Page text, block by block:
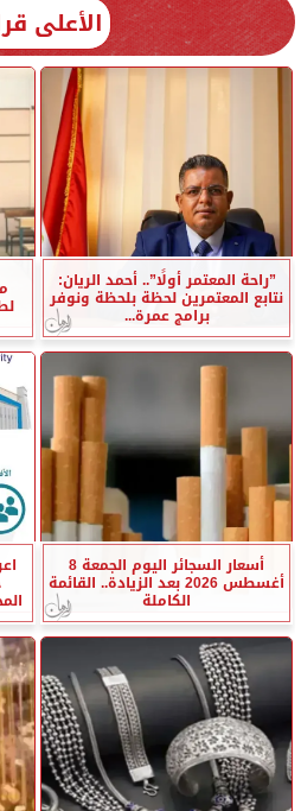
الأعلى
”راحة المعتمر أولًا”.. أحمد الريان:
نتابع المعتمرين لحظة بلحظة ونوفر
برامج عمرة...
أسعار السجائر اليوم الجمعة 8
أغسطس 2026 بعد الزيادة.. القائمة
الكاملة